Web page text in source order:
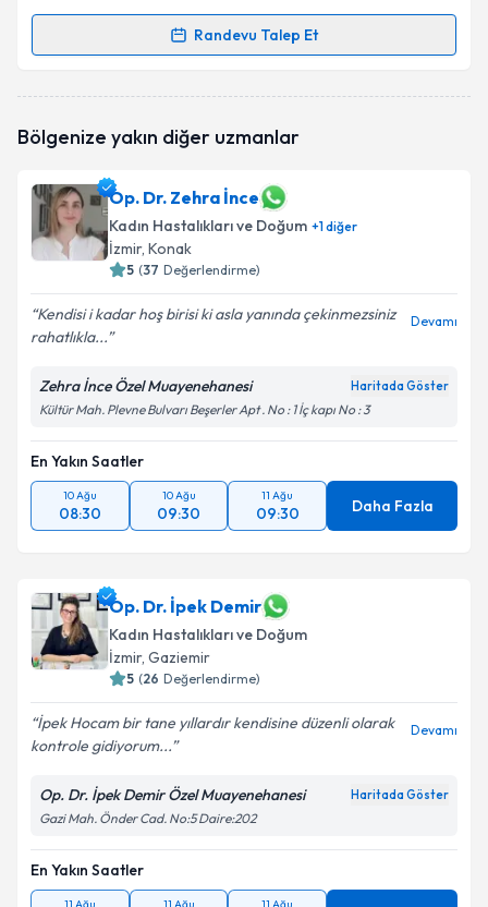
Randevu Talep Et
Randevu Takvimi Talebi
oluşturun. Size bu uzmandan randevu almanız için bir
E-posta Adresiniz
Kişisel verilerimin işlenmesine ilişkinAydınlatma
Metni
Takvim Talebini Gönder
Bölgenize yakın diğer uzmanlar
Op. Dr. Zehra İnce
Kadın Hastalıkları ve Doğum +1diğer
İzmir, Konak
5 (37 Değerlendirme)
Kendisi i kadar hoş birisi ki asla yanında çekinmezsiniz
rahatlıkla...
Devamı
Zehra İnce Özel Muayenehanesi Haritada Göster
Kültür Mah. Plevne Bulvarı Beşerler Apt . No : 1 İç kapı No : 3
En Yakın Saatler
10 Ağu
08:30
10 Ağu
09:30
11 Ağu
09:30 Daha Fazla
Op. Dr. İpek Demir
Kadın Hastalıkları ve Doğum
İzmir, Gaziemir
5 (26 Değerlendirme)
İpek Hocam bir tane yıllardır kendisine düzenli olarak
kontrole gidiyorum...
Devamı
Op. Dr. İpek Demir Özel Muayenehanesi Haritada Göster
Gazi Mah. Önder Cad. No:5 Daire:202
En Yakın Saatler